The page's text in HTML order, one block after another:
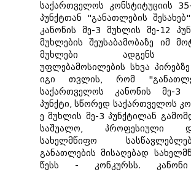
საქართველოს კონსტიტუციის
პუნქტთან "განათლების
კანონის მე-3 მუხლის მე-12
მუხლების შეუსაბამობაზე იმ
მუხლები ადგენს
უფლებამოსილების სხვა
იგი თვლის, რომ
საქართველოს კანონის მე-3
პუნქტი, სწორედ საქართველოს
ე მუხლის მე-3 პუნქტილან
საშუალო, პროფესიული
სახელმწიფო
განათლების მისაღებად
წესს - კონკურსს. კანონი